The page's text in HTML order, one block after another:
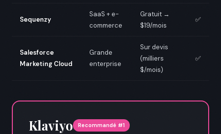
Sequenzy
SaaS + e-
commerce
Gratuit →
$19/mois
✅
Salesforce
Marketing Cloud
Grande
enterprise
Sur devis
(milliers
$/mois)
✅
Klaviyo Recommandé #1